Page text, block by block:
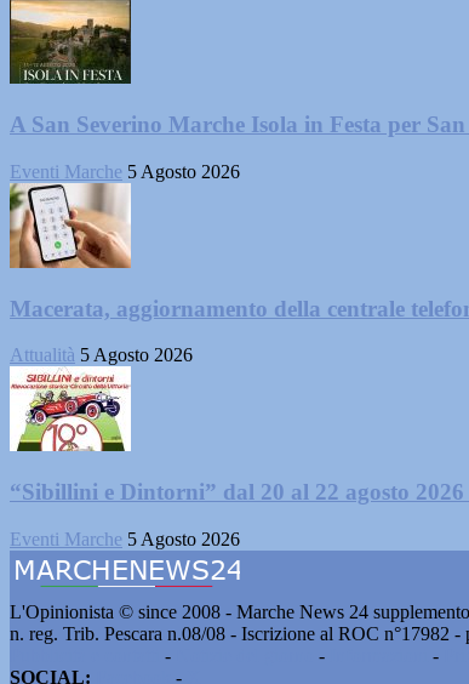
A San Severino Marche Isola in Festa per
Eventi Marche 5 Agosto 2026
Macerata, aggiornamento della centrale
Attualità 5 Agosto 2026
“Sibillini e Dintorni” dal 20 al 22 agosto
Eventi Marche 5 Agosto 2026
L'Opinionista © since 2008 - Marche News 24
n. reg. Trib. Pescara n.08/08 - Iscrizione al ROC n°17982
- - -
SOCIAL:
-